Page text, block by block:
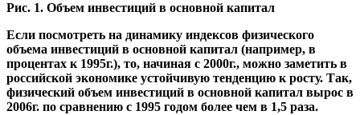
Рис. 1. Объем инвестиций в основной капитал
Если посмотреть на динамику индексов физического
объема инвестиций в основной капитал (например, в
процентах к 1995г.), то, начиная с 2000г., можно заметить в
российской экономике устойчивую тенденцию к росту. Так,
физический объем инвестиций в основной капитал вырос в
2006г. по сравнению с 1995 годом более чем в 1,5 раза.